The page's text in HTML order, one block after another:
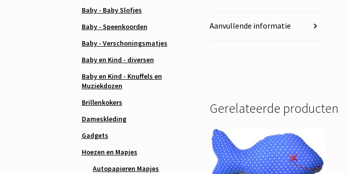
Aanvullende informatie
Gerelateerde producten
Baby - Baby Slofjes
Baby - Speenkoorden
Baby - Verschoningsmatjes
Baby en Kind - diversen
Baby en Kind - Knuffels en
Muziekdozen
Brillenkokers
Dameskleding
Gadgets
Hoezen en Mapjes
Autopapieren Mapjes